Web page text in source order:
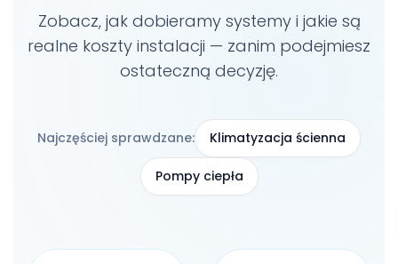
Zobacz, jak dobieramy systemy i jakie są
realne koszty instalacji — zanim podejmiesz
ostateczną decyzję.
Najczęściej sprawdzane: Klimatyzacja ścienna
Pompy ciepła